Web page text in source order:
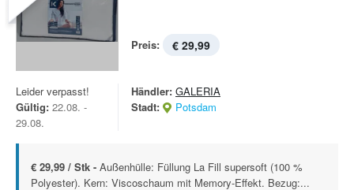
Preis: € 29,99
Leider verpasst!
Gültig: 22.08. -
29.08.
Händler: GALERIA
Stadt:
Potsdam
€ 29,99 / Stk - Außenhülle: Füllung La Fill supersoft (100 %
Polyester). Kern: Viscoschaum mit Memory-Effekt. Bezug:...